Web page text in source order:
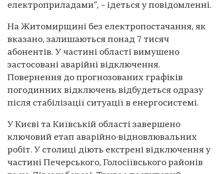
електроприладами”, – ідеться у повідомленні.
На Житомирщині без електропостачання, як
вказано, залишаються понад 7 тисяч
абонентів. У частині області вимушено
застосовані аварійні відключення.
Повернення до прогнозованих графіків
погодинних відключень відбудеться одразу
після стабілізації ситуації в енергосистемі.
У Києві та Київській області завершено
ключовий етап аварійно-відновлювальних
робіт. У столиці діють екстрені відключення у
частині Печерського, Голосіївського районів